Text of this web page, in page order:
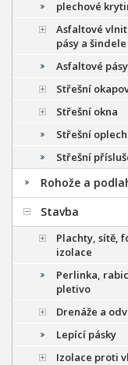
plechové
Asfaltové
pásy a šindele
Asfaltové pásy
Střešní
Střešní okna
Střešní
Střešní
Rohože a
Stavba
Plachty, sítě,
izolace
Perlinka,
pletivo
Drenáže a
Lepící pásky
Izolace proti